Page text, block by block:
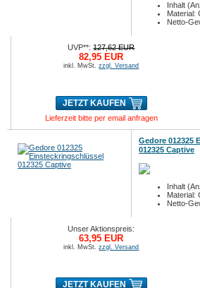
Inhalt
Material:
Netto-
UVP**:127,62 EUR
82,95 EUR
inkl. MwSt.zzgl. Versand
JETZT KAUFEN
Lieferzeit bitte per email anfragen
Gedore 012325
012325 Captive
Inhalt
Material:
Netto-
Unser Aktionspreis:
63,95 EUR
inkl. MwSt.zzgl. Versand
JETZT KAUFEN